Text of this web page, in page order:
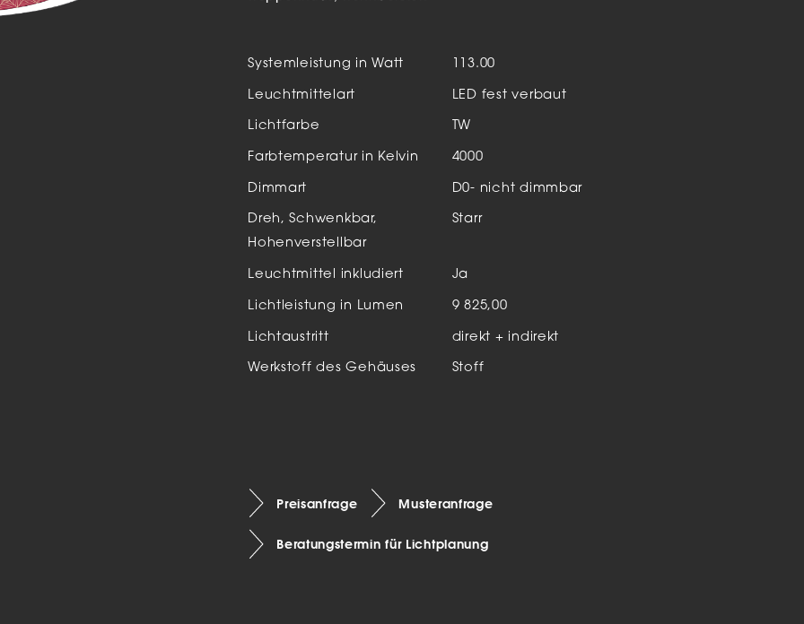
Schienensysteme
Einbauleuchten
Systemleistung in Watt 113.00
Leuchtmittelart LED fest verbaut
Lichtfarbe TW
Farbtemperatur in Kelvin 4000
Dimmart D0- nicht dimmbar
Dreh, Schwenkbar,
Hohenverstellbar
Starr
Leuchtmittel inkludiert Ja
Lichtleistung in Lumen 9 825,00
Lichtaustritt direkt + indirekt
Werkstoff des Gehäuses Stoff
Preisanfrage Musteranfrage
Beratungstermin für Lichtplanung